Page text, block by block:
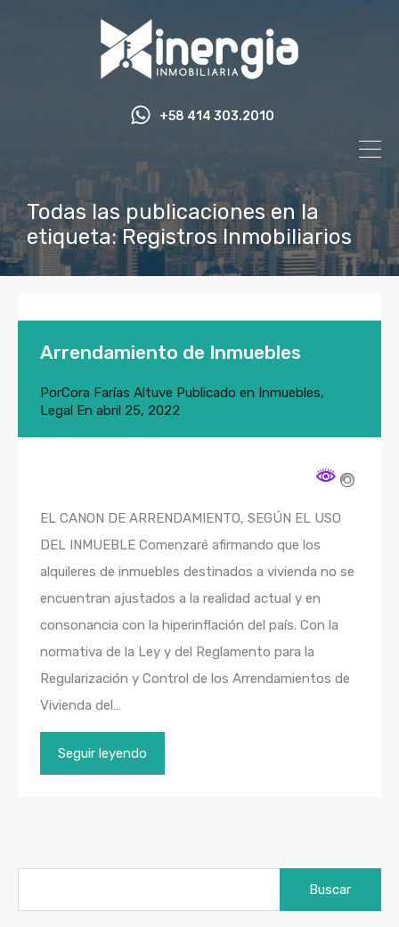
+58 414 303.2010
Todas las publicaciones en la
etiqueta: Registros Inmobiliarios
Arrendamiento de Inmuebles
PorCora Farías Altuve Publicado en Inmuebles,
Legal En abril 25, 2022
EL CANON DE ARRENDAMIENTO, SEGÚN EL USO
DEL INMUEBLE Comenzaré afirmando que los
alquileres de inmuebles destinados a vivienda no se
encuentran ajustados a la realidad actual y en
consonancia con la hiperinflación del país. Con la
normativa de la Ley y del Reglamento para la
Regularización y Control de los Arrendamientos de
Vivienda del…
Seguir leyendo